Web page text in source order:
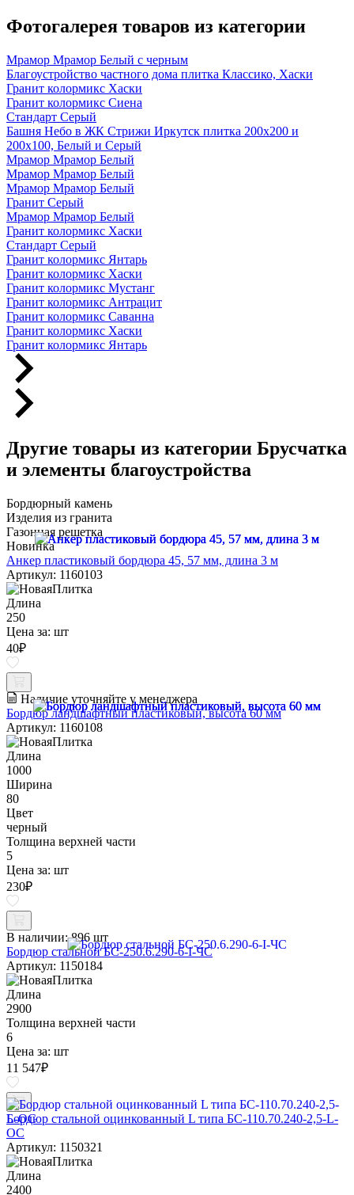
Фотогалерея товаров из категории
Мрамор Мрамор Белый с черным
Благоустройство частного дома плитка Классико, Хаски
Гранит колормикс Хаски
Гранит колормикс Сиена
Стандарт Серый
Башня Небо в ЖК Стрижи Иркутск плитка 200х200 и
200х100, Белый и Серый
Мрамор Мрамор Белый
Мрамор Мрамор Белый
Мрамор Мрамор Белый
Гранит Серый
Мрамор Мрамор Белый
Гранит колормикс Хаски
Стандарт Серый
Гранит колормикс Янтарь
Гранит колормикс Хаски
Гранит колормикс Мустанг
Гранит колормикс Антрацит
Гранит колормикс Саванна
Гранит колормикс Хаски
Гранит колормикс Янтарь
Другие товары из категории Брусчатка
и элементы благоустройства
Бордюрный камень
Изделия из гранита
Газонная решетка
Новинка
Анкер пластиковый бордюра 45, 57 мм, длина 3 м
Артикул: 1160103
Длина
250
Цена за: шт
40₽
Наличие уточняйте у менеджера
Бордюр ландшафтный пластиковый, высота 60 мм
Артикул: 1160108
Длина
1000
Ширина
80
Цвет
черный
Толщина верхней части
5
Цена за: шт
230₽
В наличии: 896 шт
Бордюр стальной БС-250.6.290-6-I-ЧС
Артикул: 1150184
Длина
2900
Толщина верхней части
6
Цена за: шт
11 547₽
Бордюр стальной оцинкованный L типа БС-110.70.240-2,5-L-
ОС
Артикул: 1150321
Длина
2400